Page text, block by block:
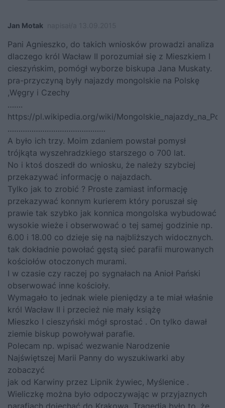
Jan Motak
Pani Agnieszko, do takich wniosków prowadzi analiza
dlaczego król Wacław II porozumiał się z Mieszkiem I
cieszyńskim, pomógł wyborze biskupa Jana Muskaty.
pra-przyczyną były najazdy mongolskie na Polskę
,Węgry i Czechy
…….
https://pl.wikipedia.org/wiki/
………………………………………
A było ich trzy. Moim zdaniem powstał pomysł
trójkąta wyszehradzkiego starszego o 700 lat.
No i ktoś doszedł do wniosku, że należy szybciej
przekazywać informację o najazdach.
Tylko jak to zrobić ? Proste zamiast informację
przekazywać konnym kurierem który poruszał się
prawie tak szybko jak konnica mongolska wybudować
wysokie wieże i obserwować o tej samej godzinie np.
6.00 i 18.00 co dzieje się na najbliższych widocznych.
tak dokładnie powołać gęstą sieć parafii murowanych
kościołów otoczonych murami.
I w czasie czy raczej po sygnałach na Anioł Pański
obserwować inne kościoły.
Wymagało to jednak wiele pieniędzy a te miał właśnie
król Wacław II i przecież nie mały książę
Mieszko I cieszyński mógł sprostać . On tylko dawał
ziemie biskup powoływał parafie.
Polecam np. wpisać wezwanie Narodzenie
Najświętszej Marii Panny do wyszukiwarki aby
zobaczyć
jak od Karwiny przez Lipnik żywiec, Myślenice .
Wieliczkę można było odpoczywając w przyjaznych